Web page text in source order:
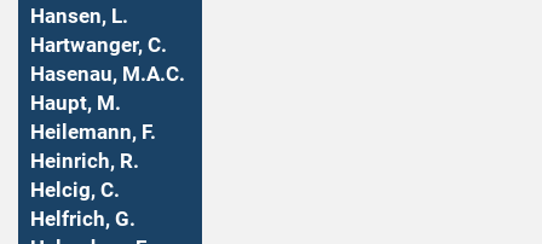
Hansen, L.
Hartwanger, C.
Hasenau, M.A.C.
Haupt, M.
Heilemann, F.
Heinrich, R.
Helcig, C.
Helfrich, G.